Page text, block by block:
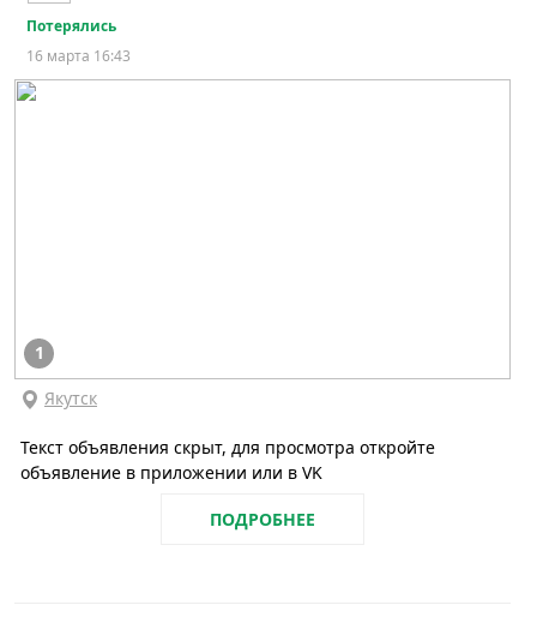
Потерялись
16 марта 16:43
1
Якутск
Текст объявления скрыт, для просмотра откройте
объявление в приложении или в VK
ПОДРОБНЕЕ